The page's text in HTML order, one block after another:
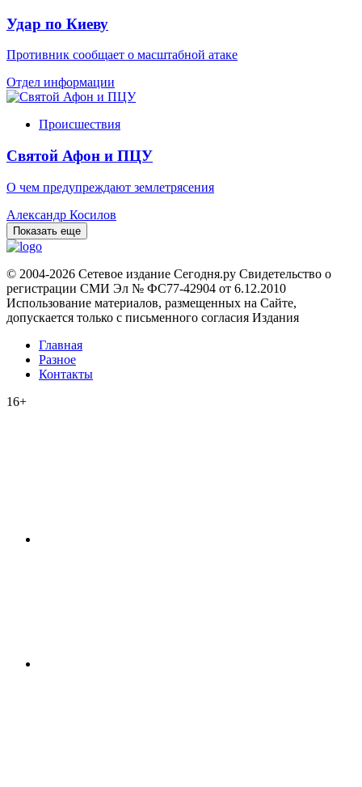
Удар по Киеву
Противник сообщает о масштабной атаке
Отдел информации
Происшествия
Святой Афон и ПЦУ
О чем предупреждают землетрясения
Александр Косилов
Показать еще
© 2004-2026 Сетевое издание Сегодня.ру Свидетельство о
регистрации СМИ Эл № ФС77-42904 от 6.12.2010
Использование материалов, размещенных на Сайте,
допускается только с письменного согласия Издания
Главная
Разное
Контакты
16+